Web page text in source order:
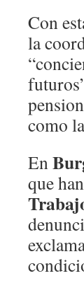
Con
la
como
En
que